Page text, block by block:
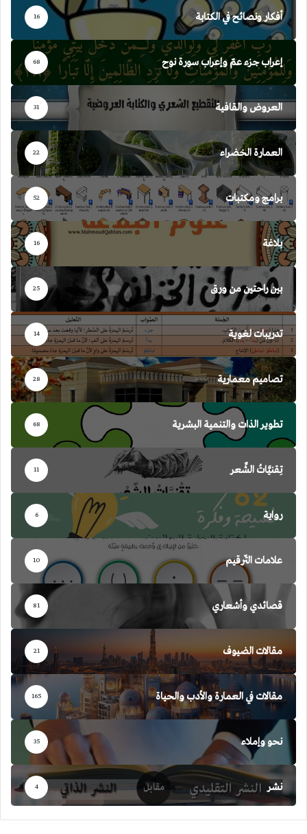
أفكار ونصائح في الكتابة 16
إعراب جزء عمّ وإعراب سورة نوح 68
العروض والقافية 31
العمارة الخضراء 22
برامج ومكتبات 52
بلاغة 16
بين راحتين من ورق 25
تدريبات لغوية 14
تصاميم معمارية 28
تطوير الذات والتنمية البشرية 68
تِقنيَّاتُ الشِّعر 11
رواية 6
علامات التّرقيم 10
قصائدي وأشعاري 81
مقالات الضيوف 21
مقالات في العمارة والأدب والحياة 165
نحو وإملاء 35
نشر 4